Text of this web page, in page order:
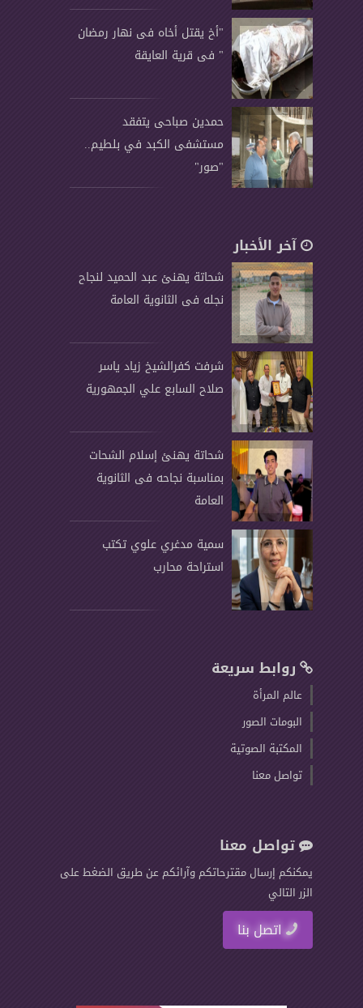
"أخ يقتل أخاه فى نهار رمضان
" فى قرية العايقة
حمدين صباحى يتفقد
مستشفى الكبد في بلطيم..
"صور"
آخر الأخبار
شحاتة يهنئ عبد الحميد لنجاح
نجله فى الثانوية العامة
شرفت كفرالشيخ زياد ياسر
صلاح السابع علي الجمهورية
شحاتة يهنئ إسلام الشحات
بمناسبة نجاحه فى الثانوية
العامة
سمية مدغري علوي تكتب
استراحة محارب
روابط سريعة
عالم المرأة
البومات الصور
المكتبة الصوتية
تواصل معنا
تواصل معنا
يمكنكم إرسال مقترحاتكم وآرائكم عن طريق الضغط على
الزر التالي
اتصل بنا